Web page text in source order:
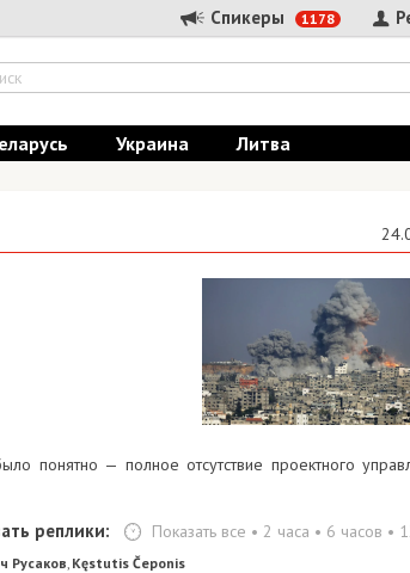
Спикеры 1178
Украина Литва
понятно — полное отсутствие проектного
реплики: Показать все • 2 часа • 6 часов •
Русаков, Kęstutis Čeponis